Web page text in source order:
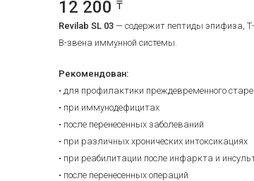
12 200 ₸
Revilab SL 03— содержит пептиды эпифиза,
В-звена иммунной системы.
Рекомендован:
• для профилактики преждевременного
• при иммунодефицитах
• после перенесенных заболеваний
• при различных хронических интоксикациях
• при реабилитации после инфаркта и
• после перенесенных операций